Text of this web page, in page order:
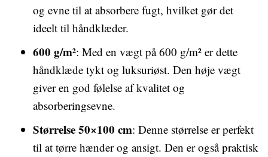
og evne til at absorbere fugt, hvilket gør det
ideelt til håndklæder.
600 g/m²: Med en vægt på 600 g/m² er dette
håndklæde tykt og luksuriøst. Den høje vægt
giver en god følelse af kvalitet og
absorberingsevne.
Størrelse 50×100 cm: Denne størrelse er perfekt
til at tørre hænder og ansigt. Den er også praktisk